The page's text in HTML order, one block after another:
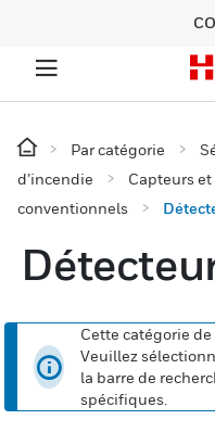
Par catégorie
d’incendie
Capteurs
conventionnels
Cette catégorie
Veuillez
la barre de
spécifiques.